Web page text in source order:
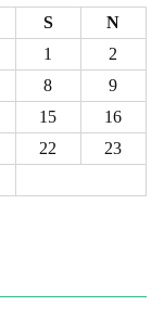
S
N
1
2
8
9
15
16
22
23